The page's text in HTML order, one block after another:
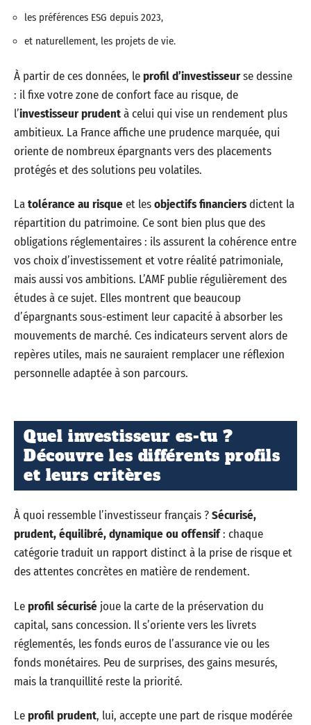
les préférences ESG depuis 2023,
et naturellement, les projets de vie.
À partir de ces données, leprofil d’investisseurse dessine
: il fixe votre zone de confort face au risque, de
l’investisseur prudentà celui qui vise un rendement plus
ambitieux. La France affiche une prudence marquée, qui
oriente de nombreux épargnants vers des placements
protégés et des solutions peu volatiles.
Latolérance au risqueet lesobjectifs financiersdictent la
répartition du patrimoine. Ce sont bien plus que des
obligations réglementaires : ils assurent la cohérence entre
vos choix d’investissement et votre réalité patrimoniale,
mais aussi vos ambitions. L’AMF publie régulièrement des
études à ce sujet. Elles montrent que beaucoup
d’épargnants sous-estiment leur capacité à absorber les
mouvements de marché. Ces indicateurs servent alors de
repères utiles, mais ne sauraient remplacer une réflexion
personnelle adaptée à son parcours.
Quel investisseur es-tu ?
Découvre les différents profils
et leurs critères
À quoi ressemble l’investisseur français ?Sécurisé,
prudent, équilibré, dynamique ou offensif: chaque
catégorie traduit un rapport distinct à la prise de risque et
des attentes concrètes en matière de rendement.
Leprofil sécurisé joue la carte de la préservation du
capital, sans concession. Il s’oriente vers les livrets
réglementés, les fonds euros de l’assurance vie ou les
fonds monétaires. Peu de surprises, des gains mesurés,
mais la tranquillité reste la priorité.
Leprofil prudent, lui, accepte une part de risque modérée